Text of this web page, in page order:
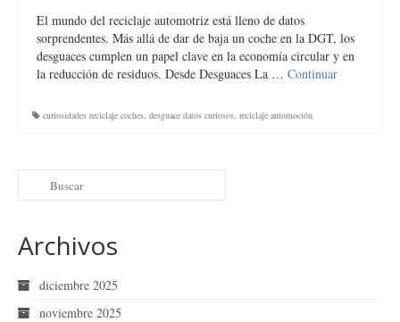
El mundo del reciclaje automotriz está lleno de datos
sorprendentes. Más allá de dar de baja un coche en la DGT, los
desguaces cumplen un papel clave en la economía circular y en
la reducción de residuos. Desde Desguaces La … Continuar
curiosidades reciclaje coches, desguace datos curiosos, reciclaje automoción
Archivos
diciembre 2025
noviembre 2025